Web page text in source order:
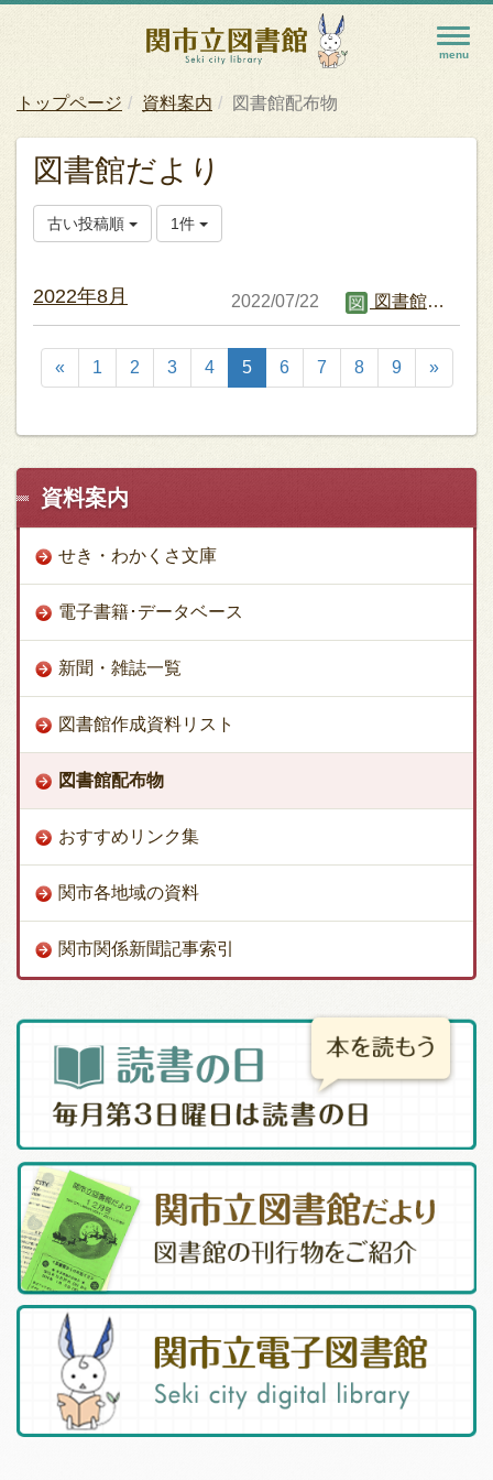
トップページ 資料案内 図書館配布物
図書館だより
古い投稿順 1件
2022年8月 2022/07/22 図書館職員B
« 1 2 3 4 5 6 7 8 9 »
資料案内
せき・わかくさ文庫
電子書籍･データベース
新聞・雑誌一覧
図書館作成資料リスト
図書館配布物
おすすめリンク集
関市各地域の資料
関市関係新聞記事索引